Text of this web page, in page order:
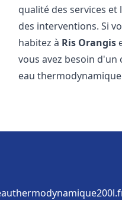
qualité des services et
des interventions. Si
habitez à Ris Orangis
vous avez besoin d'un
eau